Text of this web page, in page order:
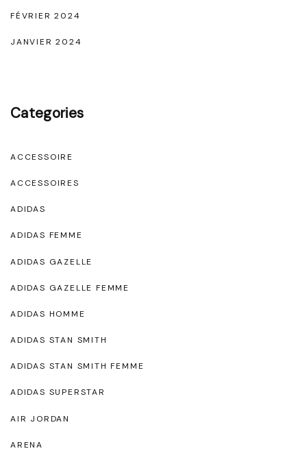
FÉVRIER 2024
JANVIER 2024
Categories
ACCESSOIRE
ACCESSOIRES
ADIDAS
ADIDAS FEMME
ADIDAS GAZELLE
ADIDAS GAZELLE FEMME
ADIDAS HOMME
ADIDAS STAN SMITH
ADIDAS STAN SMITH FEMME
ADIDAS SUPERSTAR
AIR JORDAN
ARENA